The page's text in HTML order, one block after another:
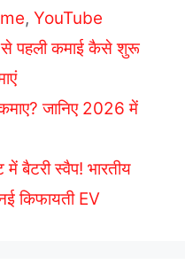
, YouTube
पहली कमाई कैसे शुरू
जानिए 2026 में
बैटरी स्वैप! भारतीय
किफायती EV